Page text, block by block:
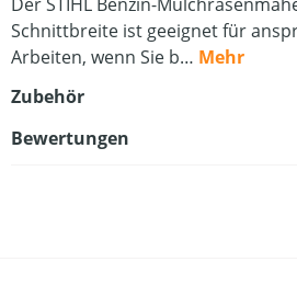
Schnittbreite ist geeignet für
Arbeiten, wenn Sie b… Mehr
Zubehör
Bewertungen